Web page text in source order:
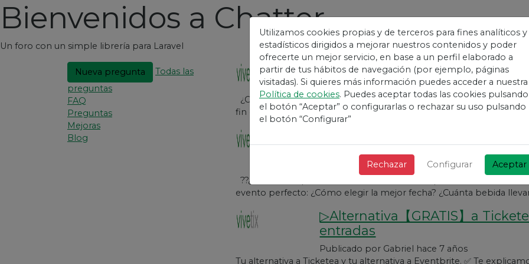
Bienvenidos a Chatter
Un foro con un simple librería para Laravel
Nueva pregunta
Todas las
preguntas
FAQ
Preguntas
Mejoras
Blog
▷【¿Cómo organizar una fiesta?
Publicado por Gabriel hace 7 años
¿Cómo organizar una fiesta? ✅ Fiesta de cumpleaños,
fin de año, fin de exámenes?? No, no estamos hablando de
▷【Protección de datos para
la RGDP?
Publicado porGabriel hace 7 años
??¿Cómo cumplir con el RGDP? ¿Cómo cumplir la Protección de
evento perfecto: ¿Cómo elegir la mejor fecha? ¿Cuánta bebida
▷Alternativa【GRATIS】a
entradas
Publicado por Gabriel hace 7 años
Tu alternativa a Ticketea y tu alternativa a Eventbrite. ✅ Te
Utilizamos cookies propias y de terceros para fines analíticos y
estadísticos dirigidos a mejorar nuestros contenidos y poder
ofrecerte un mejor servicio, en base a un perfil elaborado a
partir de tus hábitos de navegación (por ejemplo, páginas
visitadas). Si quieres más información puedes acceder a nuestra
Política de cookies. Puedes aceptar todas las cookies pulsando
el botón “Aceptar” o configurarlas o rechazar su uso pulsando
el botón “Configurar”
Rechazar Configurar Aceptar